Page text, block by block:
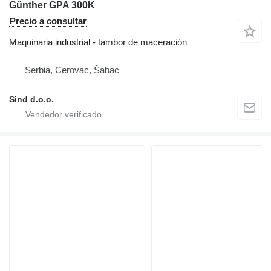
Günther GPA 300K
Precio a consultar
Maquinaria industrial - tambor de maceración
Serbia, Cerovac, Šabac
Sind d.o.o.